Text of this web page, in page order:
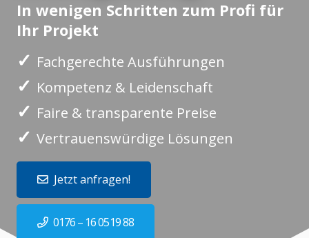
In wenigen Schritten zum Profi für
Ihr Projekt
✓ Fachgerechte Ausführungen
✓ Kompetenz & Leidenschaft
✓ Faire & transparente Preise
✓ Vertrauenswürdige Lösungen
Jetzt anfragen!
0176 – 16 0519 88